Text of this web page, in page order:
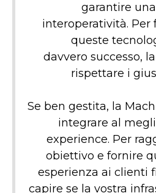
garantire
interoperatività. Per
queste
davvero successo,
rispettare i
Se ben gestita, la
integrare al
experience. Per
obiettivo e fornire
esperienza ai clienti
capire se la vostra